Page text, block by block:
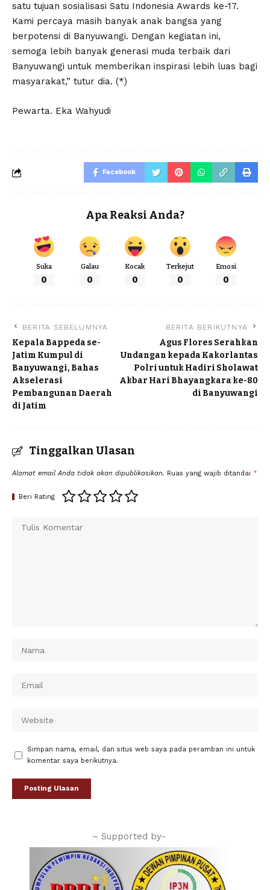
satu tujuan sosialisasi Satu Indonesia Awards ke-17.
Kami percaya masih banyak anak bangsa yang
berpotensi di Banyuwangi. Dengan kegiatan ini,
semoga lebih banyak generasi muda terbaik dari
Banyuwangi untuk memberikan inspirasi lebih luas bagi
masyarakat,” tutur dia. (*)
Pewarta. Eka Wahyudi
Facebook
Apa Reaksi Anda?
Suka
0
Galau
0
Kocak
0
Terkejut
0
Emosi
0
BERITA SEBELUMNYA
Kepala Bappeda se-
Jatim Kumpul di
Banyuwangi, Bahas
Akselerasi
Pembangunan Daerah
di Jatim
BERITA BERIKUTNYA
Agus Flores Serahkan
Undangan kepada Kakorlantas
Polri untuk Hadiri Sholawat
Akbar Hari Bhayangkara ke-80
di Banyuwangi
Tinggalkan Ulasan
Alamat email Anda tidak akan dipublikasikan. Ruas yang wajib ditandai *
Beri Rating
Simpan nama, email, dan situs web saya pada peramban ini untuk
komentar saya berikutnya.
– Supported by-